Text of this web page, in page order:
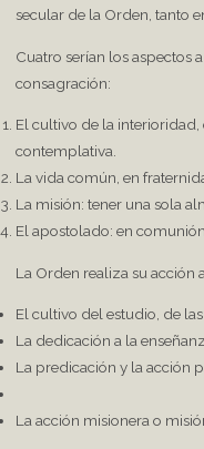
secular de la Orden, tanto
Cuatro serían los aspectos
consagración:
El cultivo de la
contemplativa.
La vida común, en
La misión: tener una sola
El apostolado: en
La Orden realiza su acción
El cultivo del estudio, de las
La dedicación a la
La predicación y la acción
La acción misionera o